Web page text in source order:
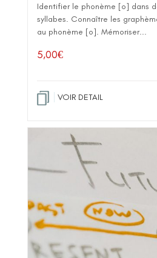
Identifier le phonème [o] dans
syllabes. Connaître les
au phonème [o]. Mémoriser...
5,00€
VOIR DETAIL